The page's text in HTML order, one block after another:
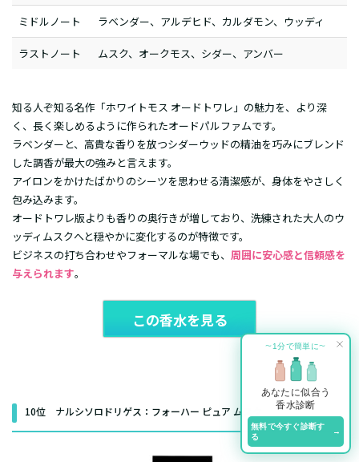
ミドルノート ラベンダー、アルデヒド、カルダモン、ウッディ
ラストノート ムスク、オークモス、シダー、アンバー
知る人ぞ知る名作「ホワイトモス オードトワレ」の魅力を、より深
く、長く楽しめるように作られたオードパルファムです。
ラベンダーと、高貴な香りを放つシダーウッドの精油を巧みにブレンド
した調香が最大の強みと言えます。
アイロンをかけたばかりのシーツを思わせる清潔感が、身体をやさしく
包み込みます。
オードトワレ版よりも香りの奥行きが増しており、洗練された大人のウ
ッディムスクへと穏やかに変化するのが特徴です。
ビジネスの打ち合わせやフォーマルな場でも、 周囲に安心感と信頼感を
与えられます。
この香水を見る
10位 ナルシソロドリゲス：フォーハー ピュア ムスク
〜 1分で簡単に〜
あなたに似合う
香水診断
無料で今すぐ診断す
る
→